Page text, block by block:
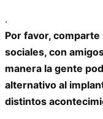
.
Por favor,
sociales, con
manera la gente
alternativo al
distintos